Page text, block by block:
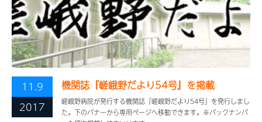
11.9
2017
機関誌『嵯峨野だより54号』を掲載
嵯峨野病院が発行する機関誌『嵯峨野だより54号』を発行しまし
た。下のバナーから専用ページへ移動できます。※バックナンバ